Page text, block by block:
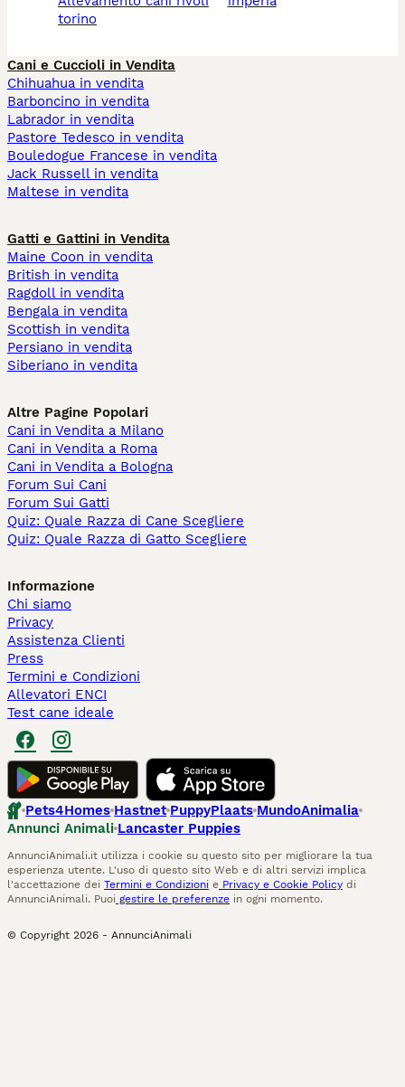
torino
Cani e Cuccioli in Vendita
Chihuahua in vendita
Barboncino in vendita
Labrador in vendita
Pastore Tedesco in vendita
Bouledogue Francese in vendita
Jack Russell in vendita
Maltese in vendita
Gatti e Gattini in Vendita
Maine Coon in vendita
British in vendita
Ragdoll in vendita
Bengala in vendita
Scottish in vendita
Persiano in vendita
Siberiano in vendita
Altre Pagine Popolari
Cani in Vendita a Milano
Cani in Vendita a Roma
Cani in Vendita a Bologna
Forum Sui Cani
Forum Sui Gatti
Quiz: Quale Razza di Cane Scegliere
Quiz: Quale Razza di Gatto Scegliere
Informazione
Chi siamo
Privacy
Assistenza Clienti
Press
Termini e Condizioni
Allevatori ENCI
Test cane ideale
Pets4Homes Hastnet PuppyPlaats MundoAnimalia
Annunci Animali Lancaster Puppies
AnnunciAnimali.it utilizza i cookie su questo sito per migliorare la tua
esperienza utente. L'uso di questo sito Web e di altri servizi implica
l'accettazione dei Termini e Condizioni e Privacy e Cookie Policy di
AnnunciAnimali. Puoi gestire le preferenze in ogni momento.
© Copyright 2026 - AnnunciAnimali